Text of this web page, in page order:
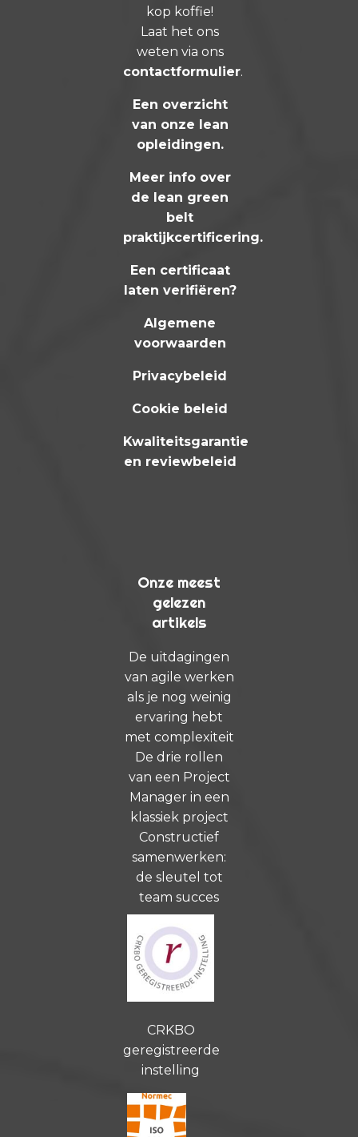
kop koffie!
Laat het ons
weten via ons
contactformulier.
Een overzicht
van onze lean
opleidingen.
Meer info over
de lean green
belt
praktijkcertificering.
Een certificaat
laten verifiëren?
Algemene
voorwaarden
Privacybeleid
Cookie beleid
Kwaliteitsgarantie
en reviewbeleid
Onze meest
gelezen
artikels
De uitdagingen
van agile werken
als je nog weinig
ervaring hebt
met complexiteit
De drie rollen
van een Project
Manager in een
klassiek project
Constructief
samenwerken:
de sleutel tot
team succes
CRKBO
geregistreerde
instelling